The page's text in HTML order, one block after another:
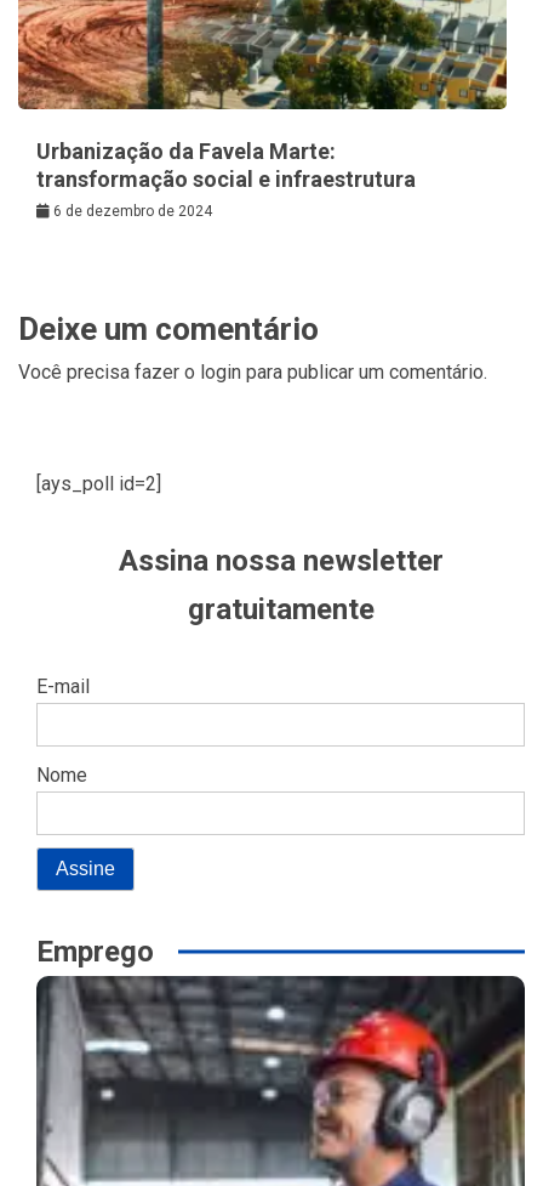
Urbanização da Favela Marte:
transformação social e infraestrutura
6 de dezembro de 2024
Deixe um comentário
Você precisa fazer o login para publicar um comentário.
[ays_poll id=2]
Assina nossa newsletter
gratuitamente
E-mail
Nome
Emprego